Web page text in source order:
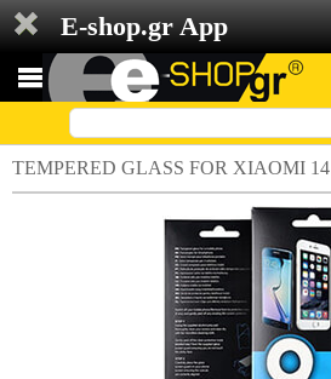
E-shop.gr App
TEMPERED GLASS FOR XIAOMI 14